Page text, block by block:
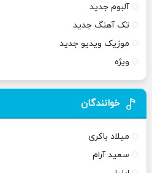
آلبوم جدید
تک آهنگ جدید
موزیک ویدیو جدید
ویژه
خوانندگان
میلاد باکری
سعید آرام